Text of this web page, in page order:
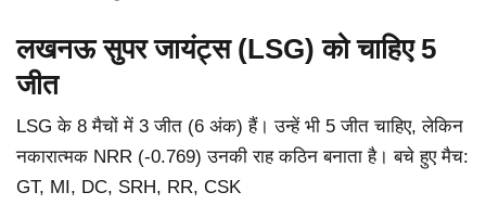
लखनऊ सुपर जायंट्स (LSG) को चाहिए 5
जीत
LSG के 8 मैचों में 3 जीत (6 अंक) हैं। उन्हें भी 5 जीत चाहिए, लेकिन
नकारात्मक NRR (-0.769) उनकी राह कठिन बनाता है। बचे हुए मैच:
GT, MI, DC, SRH, RR, CSK